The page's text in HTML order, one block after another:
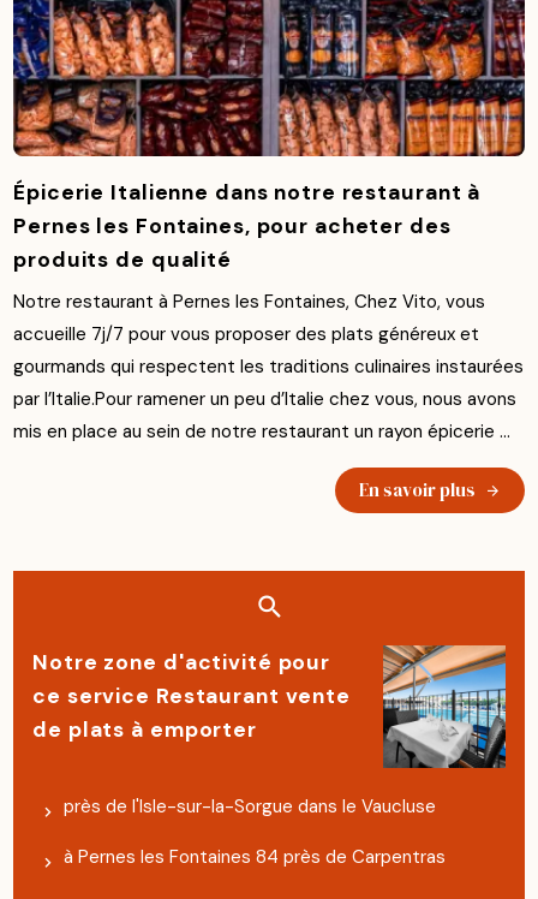
Épicerie Italienne dans notre restaurant à
Pernes les Fontaines, pour acheter des
produits de qualité
Notre restaurant à Pernes les Fontaines, Chez Vito, vous
accueille 7j/7 pour vous proposer des plats généreux et
gourmands qui respectent les traditions culinaires instaurées
par l’Italie.Pour ramener un peu d’Italie chez vous, nous avons
mis en place au sein de notre restaurant un rayon épicerie ...
En savoir plus
Notre zone d'activité pour
ce service Restaurant vente
de plats à emporter
près de l'Isle-sur-la-Sorgue dans le Vaucluse
à Pernes les Fontaines 84 près de Carpentras